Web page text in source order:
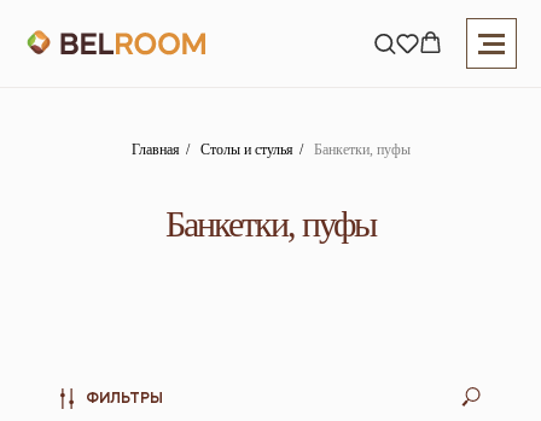
Главная / Столы и стулья / Банкетки, пуфы
Банкетки, пуфы
ФИЛЬТРЫ